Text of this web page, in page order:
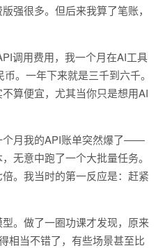
强很多。但后来我算了笔账，
调用费用，我一个月在AI工具
。一年下来就是三千到六千。
算便宜，尤其当你只是想用AI
个月我的API账单突然爆了——
无意中跑了一个大批量任务。
。我当时的第一反应是：赶紧
。做了一圈功课才发现，原来
相当不错了，有些场景甚至比